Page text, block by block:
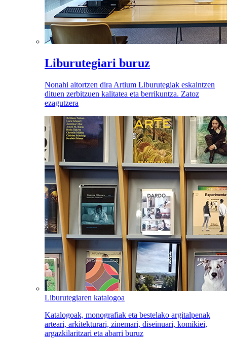
Liburutegiari buruz
Nonahi aitortzen dira Artium Liburutegiak eskaintzen
dituen zerbitzuen kalitatea eta berrikuntza. Zatoz
ezagutzera
Liburutegiaren katalogoa
Katalogoak, monografiak eta bestelako argitalpenak
arteari, arkitekturari, zinemari, diseinuari, komikiei,
argazkilaritzari eta abarri buruz